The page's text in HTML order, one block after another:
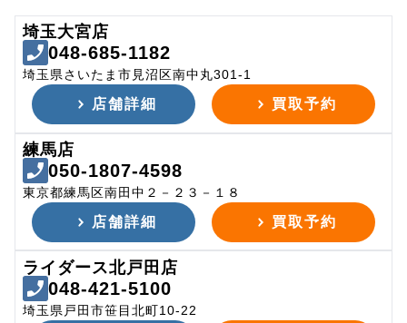
埼玉大宮店
048-685-1182
埼玉県さいたま市見沼区南中丸301-1
店舗詳細 買取予約
練馬店
050-1807-4598
東京都練馬区南田中２－２３－１８
店舗詳細 買取予約
ライダース北戸田店
048-421-5100
埼玉県戸田市笹目北町10-22